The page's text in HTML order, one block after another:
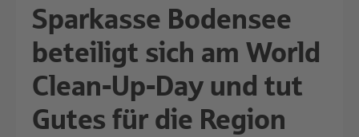
Sparkasse Bodensee
beteiligt sich am World
Clean-Up-Day und tut
Gutes für die Region